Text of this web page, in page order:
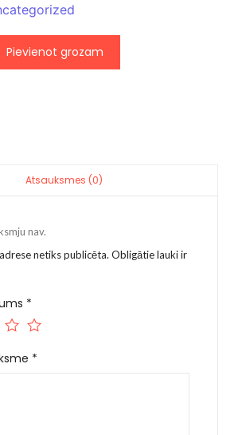
Pievienot grozam
Atsauksmes (0)
nav.
netiks publicēta. Obligātie lauki ir
*
*